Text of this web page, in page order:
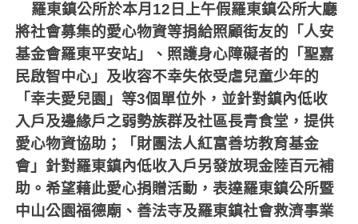
羅東鎮公所於本月 12 日上午假羅東鎮公所大廳
將社會募集的愛心物資等捐給照顧街友的「人安
基金會羅東平安站」、照護身心障礙者的「聖嘉
民啟智中心」及收容不幸失依受虐兒童少年的
「幸夫愛兒園」等3個單位外，並針對鎮內低收
入戶及邊緣戶之弱勢族群及社區長青食堂，提供
愛心物資協助；「財團法人紅富善坊教育基金
會」針對羅東鎮內低收入戶另發放現金陸百元補
助。希望藉此愛心捐贈活動，表達羅東鎮公所暨
中山公園福德廟、善法寺及羅東鎮社會救濟事業